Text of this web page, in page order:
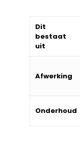
Dit
bestaat
uit
Afwerking
Onderhoud